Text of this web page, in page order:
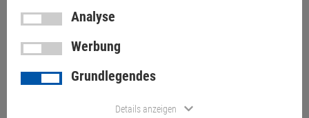
Lenovo ThinkPad T480 i5
256GB NVMe Touch (1Akku
50%/ 2Akku fehlt) Touchpad
Analyse
Werbung
Grundlegendes
Details anzeigen